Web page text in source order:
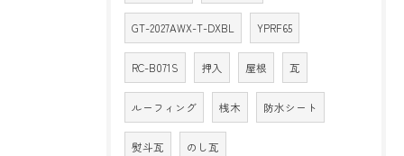
GT-2027AWX-T-DXBL YPRF65
RC-B071S 押入 屋根 瓦
ルーフィング 桟木 防水シート
熨斗瓦 のし瓦